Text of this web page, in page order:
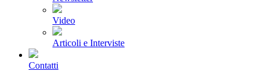
Video
Articoli e Interviste
Contatti